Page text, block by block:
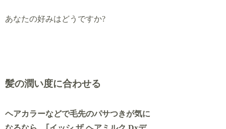
あなたの好みはどうですか?
髪の潤い度に合わせる
ヘアカラーなどで毛先のパサつきが気に